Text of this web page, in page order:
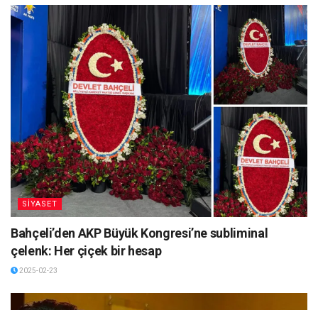
SİYASET
Bahçeli’den AKP Büyük Kongresi’ne subliminal
çelenk: Her çiçek bir hesap
2025-02-23